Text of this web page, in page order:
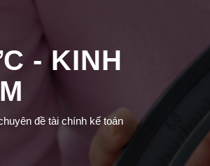
- KINH
đề tài chính kế toán